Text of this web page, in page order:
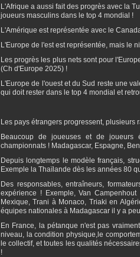
L'Afrique a aussi fait des progrès avec la
joueurs masculins dans le top 4 mondial !
L'Amérique est représentée avec le
L'Europe de l'est est représentée, mais le
Les progrès les plus nets sont pour
(Ch d'Europe 2025) !
L'Europe de l'ouest et du Sud reste une
qui doit rester dans le top 4 mondial et
Les pays étrangers progressent, plusieurs
Beaucoup de joueuses et de joueurs
championnats ! Madagascar, Espagne,
Depuis longtemps le modèle français,
Exemple la Thaïlande dès les années 80
Des responsables, entraîneurs,
expérience ! Exemple, Van
Mexique, Trani à Monaco, Triaki en
équipes nationales à Madagascar il y a
En France, la pétanque n'est pas
niveau, la condition physique,le
le collectif, et toutes les qualités
!